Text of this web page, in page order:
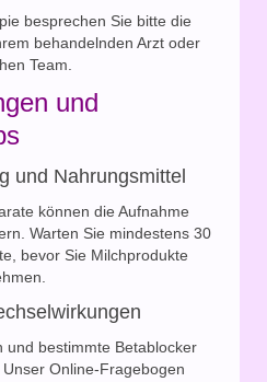
besprechen Sie bitte die
behandelnden Arzt oder
Team.
und
und Nahrungsmittel
können die Aufnahme
Warten Sie mindestens 30
bevor Sie Milchprodukte
und bestimmte Betablocker
Online-Fragebogen